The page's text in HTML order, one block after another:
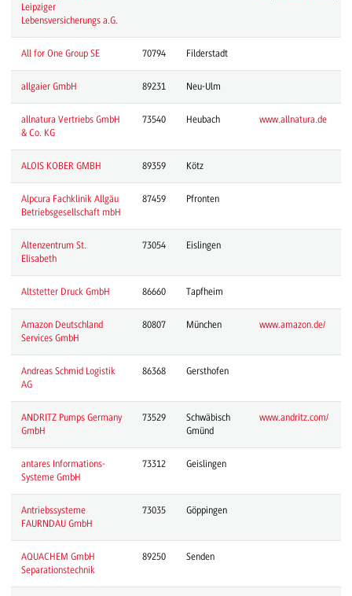
Leipziger
Lebensversicherungs a.G.
All for One Group SE 70794 Filderstadt
allgaier GmbH 89231 Neu-Ulm
allnatura Vertriebs GmbH
& Co. KG
73540 Heubach www.allnatura.de
ALOIS KOBER GMBH 89359 Kötz
Alpcura Fachklinik Allgäu
Betriebsgesellschaft mbH
87459 Pfronten
Altenzentrum St.
Elisabeth
73054 Eislingen
Altstetter Druck GmbH 86660 Tapfheim
Amazon Deutschland
Services GmbH
80807 München www.amazon.de/
Andreas Schmid Logistik
AG
86368 Gersthofen
ANDRITZ Pumps Germany
GmbH
73529
Schwäbisch
Gmünd
www.andritz.com/
antares Informations-
Systeme GmbH
73312 Geislingen
Antriebssysteme
FAURNDAU GmbH
73035 Göppingen
AQUACHEM GmbH
Separationstechnik
89250 Senden